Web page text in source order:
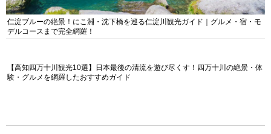
仁淀ブルーの絶景！にこ淵・沈下橋を巡る仁淀川観光ガイド｜グルメ・宿・モ
デルコースまで完全網羅！
【高知四万十川観光10選】日本最後の清流を遊び尽くす！四万十川の絶景・体
験・グルメを網羅したおすすめガイド